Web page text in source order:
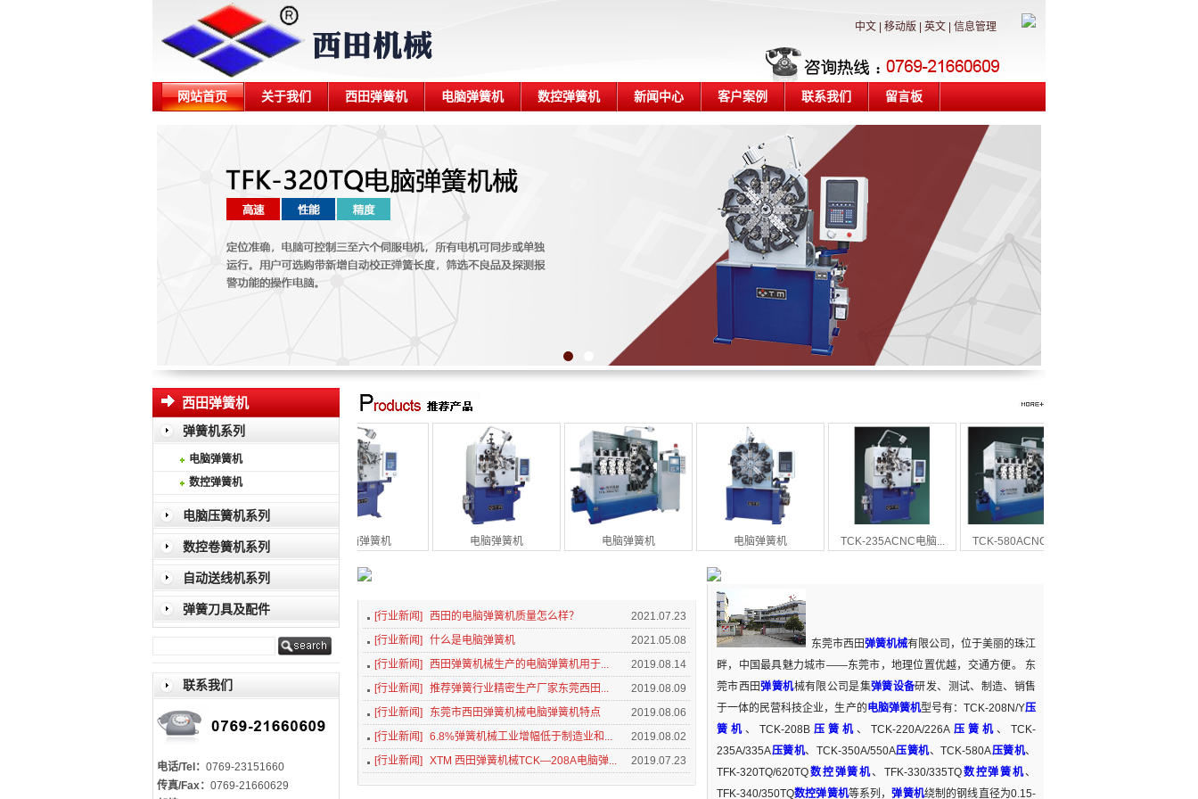
中文 移动版 英文 信息管理
网站首页 关于我们 西田弹簧机 电脑弹簧机 数控弹簧机 新闻中心 客户案例 联系我们 留言板
1
西田弹簧机
弹簧机系列
电脑弹簧机
数控弹簧机
电脑压簧机系列
数控卷簧机系列
自动送线机系列
弹簧刀具及配件
联系我们
电话/Tel： 0769-23151660
传真/Fax： 0769-21660629
电脑弹簧机 电脑弹簧机 电脑弹簧机 电脑弹簧机 电脑弹簧机 TCK-235ACNC电脑... TCK-580ACNC电脑...
2021.07.23
[行业新闻]
西田的电脑弹簧机质量怎么样？
2021.05.08
[行业新闻]
什么是电脑弹簧机
2019.08.14
[行业新闻]
西田弹簧机械生产的电脑弹簧机用于...
2019.08.09
[行业新闻]
推荐弹簧行业精密生产厂家东莞西田...
2019.08.06
[行业新闻]
东莞市西田弹簧机械电脑弹簧机特点
2019.08.02
[行业新闻]
6.8%弹簧机械工业增幅低于制造业和...
2019.07.23
[行业新闻] XTM 西田弹簧机械TCK—208A电脑弹...
东莞市西田弹簧机械有限公司，位于美丽的珠江
畔，中国最具魅力城市——东莞市，地理位置优越，交通方便。 东
莞市西田弹簧机械有限公司是集弹簧设备研发、测试、制造、销售
于一体的民营科技企业，生产的电脑弹簧机型号有：TCK-208N/Y压
簧机 、TCK-208B 压簧机 、TCK-220A/226A 压簧机 、TCK-
235A/335A压簧机、TCK-350A/550A压簧机、TCK-580A压簧机、
TFK-320TQ/620TQ数控弹簧机、TFK-330/335TQ数控弹簧机、
TFK-340/350TQ数控弹簧机等系列，弹簧机绕制的钢线直径为0.15-